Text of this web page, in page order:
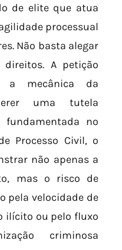
de elite que atua
processual
Não basta alegar
A petição
a mecânica da
uma tutela
fundamentada no
Processo Civil, o
não apenas a
mas o risco de
pela velocidade de
ilícito ou pelo fluxo
criminosa